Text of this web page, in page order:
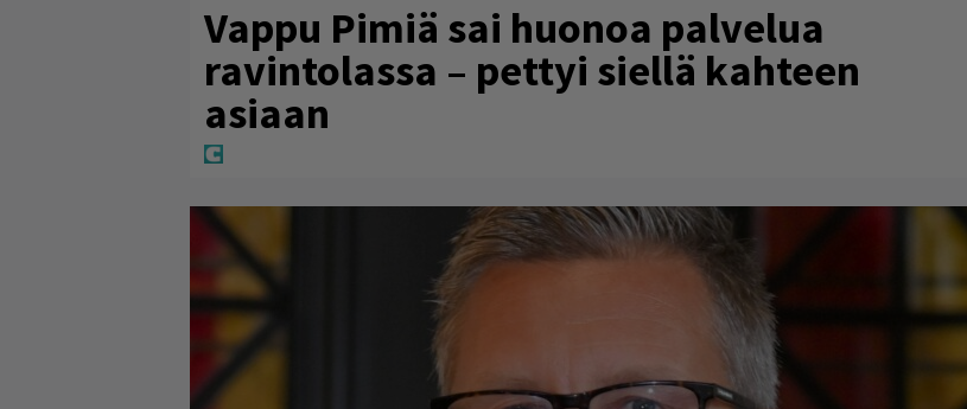
Vappu Pimiä sai huonoa palvelua
ravintolassa – pettyi siellä kahteen
asiaan